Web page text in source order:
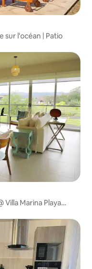
sur l'océan | Patio
Villa Marina Playa